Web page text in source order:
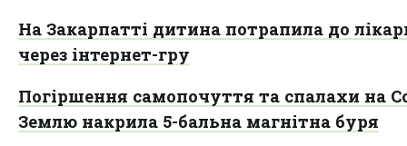
На Закарпатті дитина потрапила до
через інтернет-гру
Погіршення самопочуття та спалахи на
Землю накрила 5-бальна магнітна буря